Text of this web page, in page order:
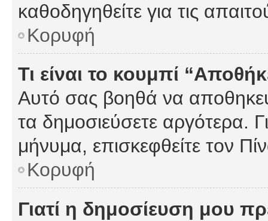
καθοδηγηθείτε για τις
Κορυφή
Τι είναι το κουμπί
Αυτό σας βοηθά να
τα δημοσιεύσετε αργότερα.
μήνυμα, επισκεφθείτε τον
Κορυφή
Γιατί η δημοσίευση μου